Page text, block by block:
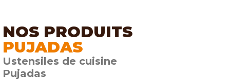
NOS PRODUITS
PUJADAS
Ustensiles de cuisine
Pujadas